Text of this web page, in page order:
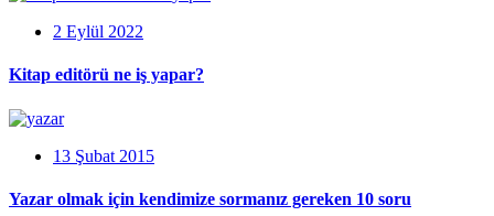
2 Eylül 2022
Kitap editörü ne iş yapar?
13 Şubat 2015
Yazar olmak için kendimize sormanız gereken 10 soru